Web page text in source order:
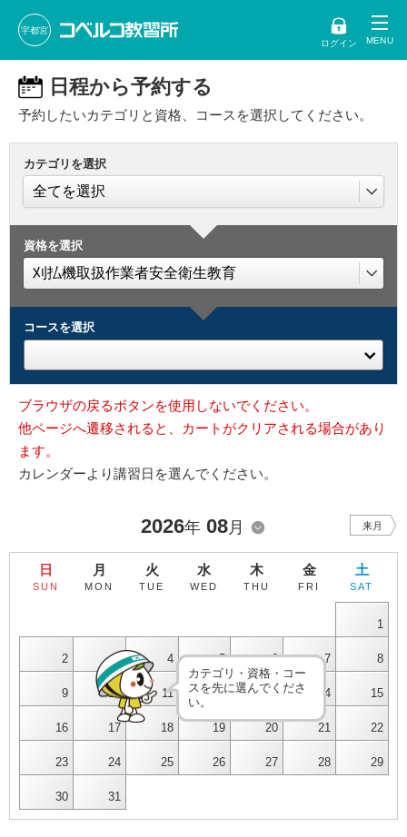
宇都宮
ログイン
日程から予約する
予約したいカテゴリと資格、コースを選択してください。
カテゴリを選択
資格を選択
コースを選択
ブラウザの戻るボタンを使用しないでください。
他ページへ遷移されると、カートがクリアされる場合があり
ます。
カレンダーより講習日を選んでください。
2026年 08月 来月
日
SUN
月
MON
火
TUE
水
WED
木
THU
金
FRI
土
SAT
1
2 3 4 5 6 7 8
9 10 11 12 13 14 15
16 17 18 19 20 21 22
23 24 25 26 27 28 29
30 31
カテゴリ・資格・コー
スを先に選んでくださ
い。